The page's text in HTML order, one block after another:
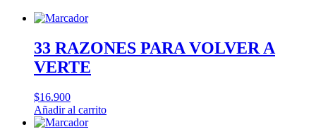
33 RAZONES PARA VOLVER A
VERTE
$16.900
Añadir al carrito